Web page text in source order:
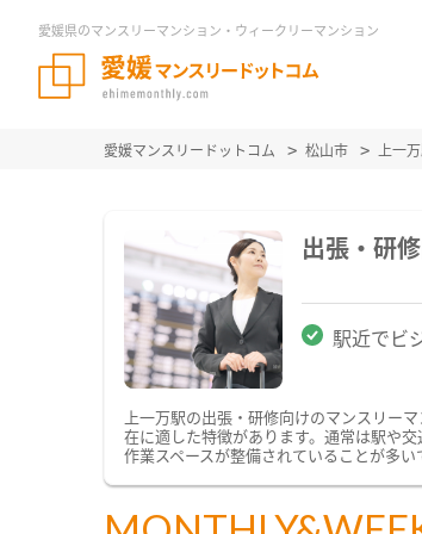
愛媛県のマンスリーマンション・ウィークリーマンション
愛媛マンスリードットコム 松山市 上一
出張・研
駅近でビ
上一万駅の出張・研修向けのマンスリー
在に適した特徴があります。通常は駅や
作業スペースが整備されていることが多